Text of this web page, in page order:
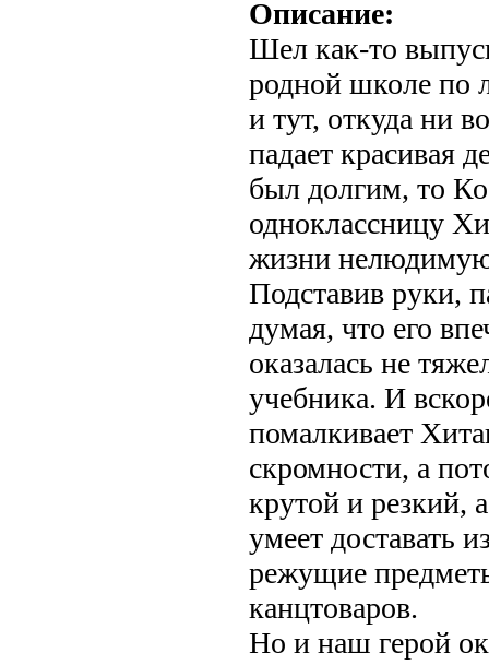
Описание:
Шел как-то
родной школе по
и тут, откуда ни
падает красивая
был долгим, то
одноклассницу
жизни
Подставив руки,
думая, что его
оказалась не
учебника. И
помалкивает
скромности, а
крутой и резкий,
умеет доставать
режущие
канцтоваров.
Но и наш герой